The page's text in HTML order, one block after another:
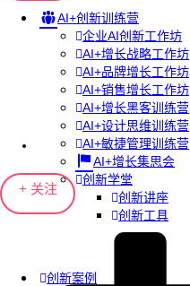
AI+创新训练营
企业AI创新工作坊
AI+增长战略工作坊
AI+品牌增长工作坊
AI+销售增长工作坊
AI+增长黑客训练营
AI+设计思维训练营
AI+敏捷管理训练营
AI+增长集思会
创新学堂
创新讲座
创新工具
创新案例
+ 关注